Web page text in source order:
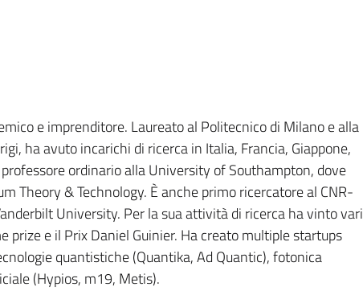
e imprenditore. Laureato al Politecnico di Milano e alla
ha avuto incarichi di ricerca in Italia, Francia, Giappone,
ordinario alla University of Southampton, dove
Theory & Technology. È anche primo ricercatore al CNR-
University. Per la sua attività di ricerca ha vinto vari
prize e il Prix Daniel Guinier. Ha creato multiple startups
quantistiche (Quantika, Ad Quantic), fotonica
(Hypios, m19, Metis).